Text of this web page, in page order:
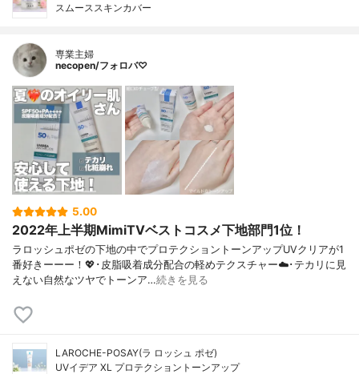
スムーススキンカバー
専業主婦
necopen/フォロバ♡
5.00
2022年上半期MimiTVベストコスメ下地部門1位！
ラロッシュポゼの下地の中でプロテクショントーンアップUVクリアが1
番好きーーー！💖･皮脂吸着成分配合の軽めテクスチャー☁️･テカリに見
えない自然なツヤでトーンア…続きを見る
LAROCHE-POSAY(ラ ロッシュ ポゼ)
UVイデア XL プロテクショントーンアップ